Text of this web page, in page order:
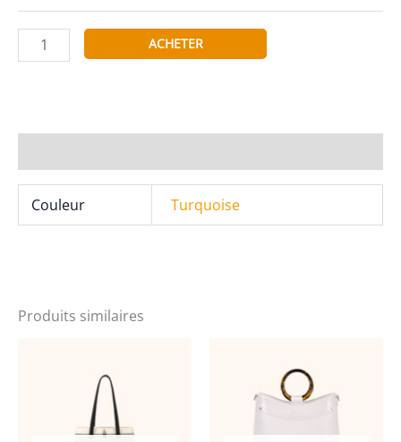
quantité
de
Forme
Trapèze
ACHETER
Couleur Turquoise
Produits similaires